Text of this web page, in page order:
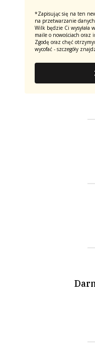
*Zapisując się na ten
na przetwarzanie
Wilk będzie Ci wysyłała
maile o nowościach oraz
Zgodę oraz chęć
wycofać - szczegóły